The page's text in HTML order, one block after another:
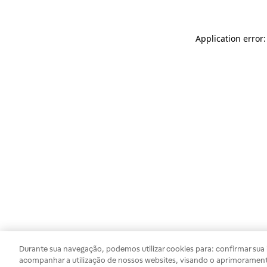
Application
Durante sua navegação, podemos utilizar cookies para: confirmar
acompanhar a utilização de nossos websites, visando o